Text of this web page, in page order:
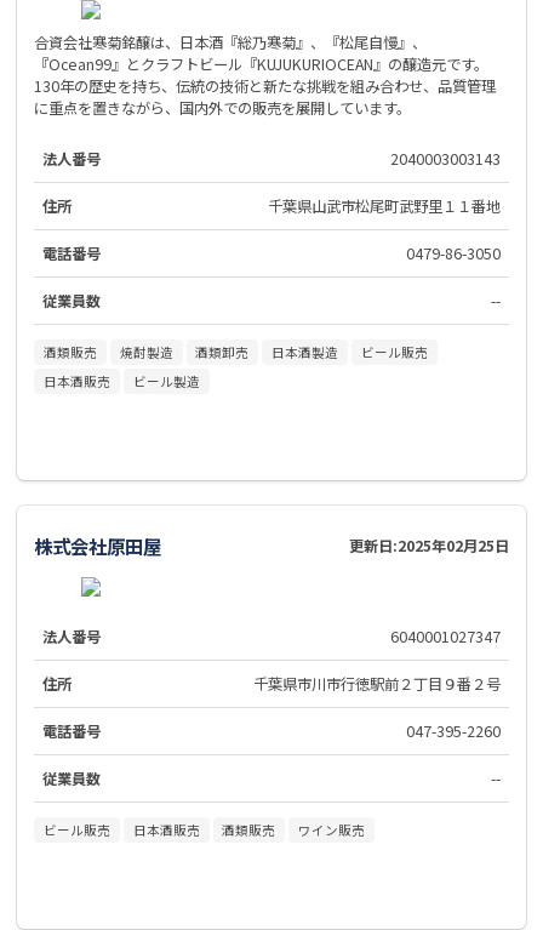
合資会社寒菊銘醸は、日本酒『総乃寒菊』、『松尾自慢』、
『Ocean99』とクラフトビール『KUJUKURIOCEAN』の醸造元です。
130年の歴史を持ち、伝統の技術と新たな挑戦を組み合わせ、品質管理
に重点を置きながら、国内外での販売を展開しています。
法人番号 2040003003143
住所 千葉県山武市松尾町武野里１１番地
電話番号 0479-86-3050
従業員数 --
酒類販売 焼酎製造 酒類卸売 日本酒製造
ビール販売
日本酒販売
ビール製造
株式会社原田屋 更新日:2025年02月25日
法人番号 6040001027347
住所 千葉県市川市行徳駅前２丁目９番２号
電話番号 047-395-2260
従業員数 --
ビール販売 日本酒販売 酒類販売 ワイン販売